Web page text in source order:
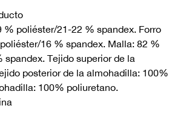
% poliéster/21-22 % spandex. Forro
16 % spandex. Malla: 82 %
spandex. Tejido superior de la
posterior de la almohadilla: 100%
100% poliuretano.